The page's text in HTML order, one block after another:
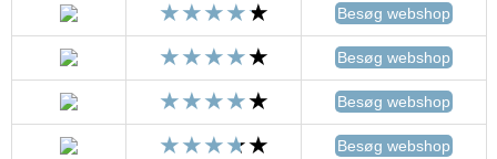
Besøg webshop
Besøg webshop
Besøg webshop
Besøg webshop